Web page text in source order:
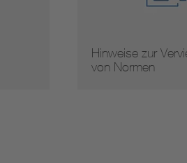
Hinweise zur
von Normen